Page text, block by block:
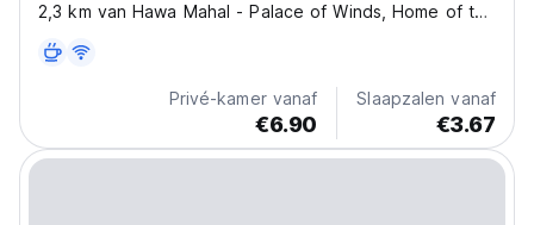
2,3 km van Hawa Mahal - Palace of Winds, Home of the
Privé-kamer vanaf
€6.90
Slaapzalen vanaf
€3.67